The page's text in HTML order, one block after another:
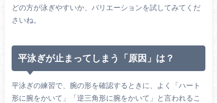
どの方が泳ぎやすいか、バリエーションを試してみてくだ
さいね。
平泳ぎが止まってしまう「原因」は？
平泳ぎの練習で、腕の形を確認するときに、よく「ハート
形に腕をかいて」「逆三角形に腕をかいて」と言われるこ